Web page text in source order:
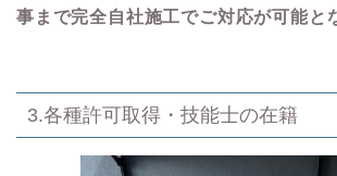
事まで完全自社施工でご対応が可能と
3.各種許可取得・技能士の在籍